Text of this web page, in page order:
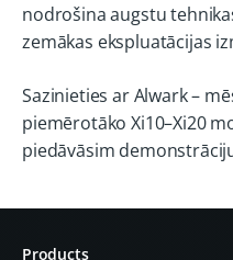
nodrošina augstu
zemākas ekspluatācijas
Sazinieties ar Alwark –
piemērotāko Xi10–Xi20
piedāvāsim
Products